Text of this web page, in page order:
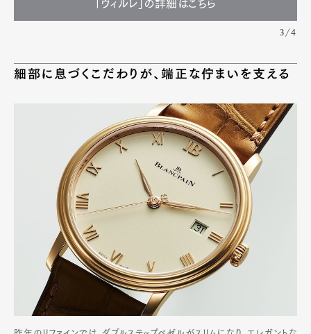
「ヴィルレ」の詳細はこちら
3/4
細部に息づくこだわりが、端正な佇まいを支える